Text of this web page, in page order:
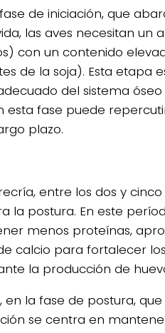
de iniciación, que
las aves necesitan
con un contenido
de la soja). Esta etapa
del sistema
esta fase puede
plazo.
entre los dos y
la postura. En este
menos proteínas,
calcio para fortalecer
la producción de
en la fase de postura,
se centra en